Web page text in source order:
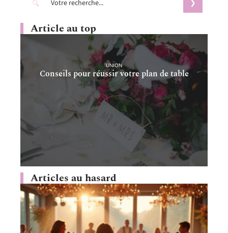
Article au top
UNION
Conseils pour réussir votre plan de table
Articles au hasard